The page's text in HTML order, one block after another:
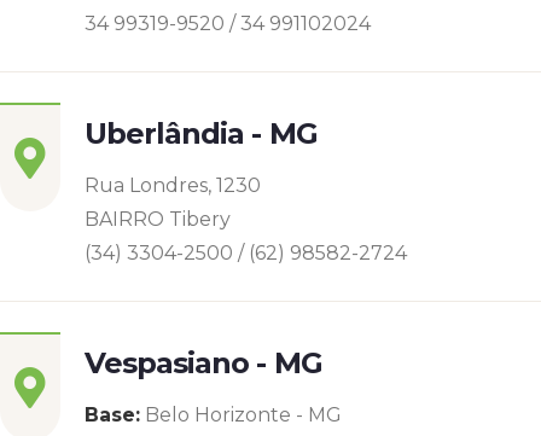
34 99319-9520 / 34 991102024
Uberlândia - MG
Rua Londres, 1230
BAIRRO Tibery
(34) 3304-2500 / (62) 98582-2724
Vespasiano - MG
Base: Belo Horizonte - MG